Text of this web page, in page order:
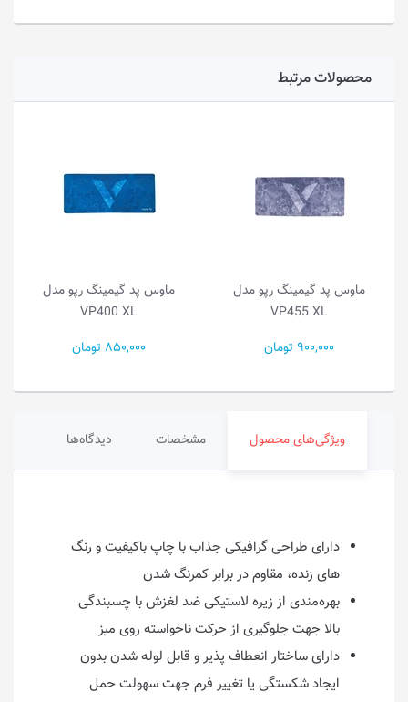
محصولات مرتبط
ماوس پد گیمینگ رپو مدل
VP455 XL
900,000 تومان
ماوس پد گیمینگ رپو مدل
VP400 XL
850,000 تومان
ویژگی‌های محصول مشخصات دیدگاه‌ها
دارای طراحی گرافیکی جذاب با چاپ باکیفیت و رنگ‌
های زنده، مقاوم در برابر کمرنگ‌ شدن
بهره‌مندی از زیره‌ لاستیکی ضد لغزش با چسبندگی
بالا جهت جلوگیری از حرکت ناخواسته روی میز
دارای ساختار انعطاف‌ پذیر و قابل لوله‌ شدن بدون
ایجاد شکستگی یا تغییر فرم جهت سهولت حمل